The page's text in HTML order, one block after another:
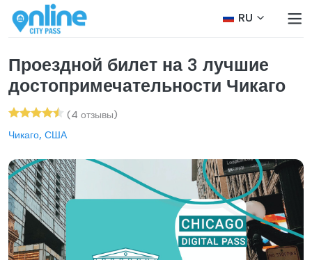
RU
Проездной билет на 3 лучшие
достопримечательности Чикаго
(4 отзывы)
Чикаго, США